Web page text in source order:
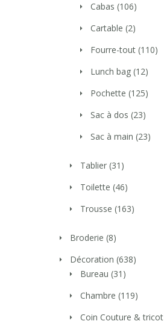
Cabas (106)
Cartable (2)
Fourre-tout (110)
Lunch bag (12)
Pochette (125)
Sac à dos (23)
Sac à main (23)
Tablier (31)
Toilette (46)
Trousse (163)
Broderie (8)
Décoration (638)
Bureau (31)
Chambre (119)
Coin Couture & tricot